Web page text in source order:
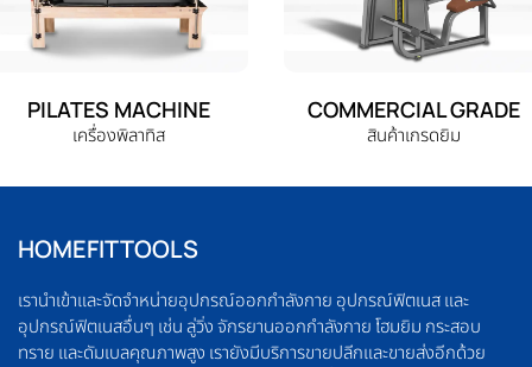
PILATES MACHINE
เครื่องพิลาทิส
COMMERCIAL GRADE
สินค้าเกรดยิม
HOMEFITTOOLS
เรานำเข้าและจัดจำหน่ายอุปกรณ์ออกกำลังกาย อุปกรณ์ฟิตเนส และ
อุปกรณ์ฟิตเนสอื่นๆ เช่น ลู่วิ่ง จักรยานออกกำลังกาย โฮมยิม กระสอบ
ทราย และดัมเบลคุณภาพสูง เรายังมีบริการขายปลีกและขายส่งอีกด้วย